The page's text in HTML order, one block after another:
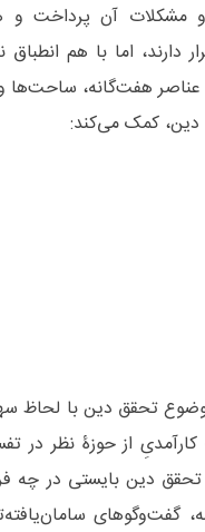
مشکلات آن پرداخت و
اما با هم انطباق
عناصر هفت‌گانه،
کمک می‌کند:
تحقق دین با لحاظ
از حوزۀ نظر در
دین بایستی در چه